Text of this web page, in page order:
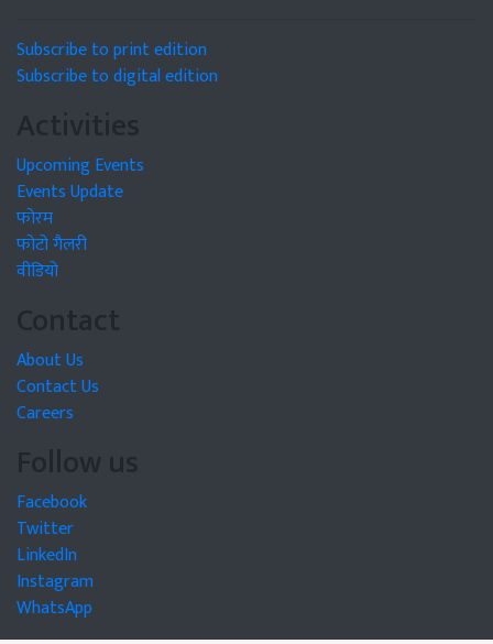
Subscribe to print edition
Subscribe to digital edition
Activities
Upcoming Events
Events Update
फोरम
फोटो गैलरी
वीडियो
Contact
About Us
Contact Us
Careers
Follow us
Facebook
Twitter
LinkedIn
Instagram
WhatsApp